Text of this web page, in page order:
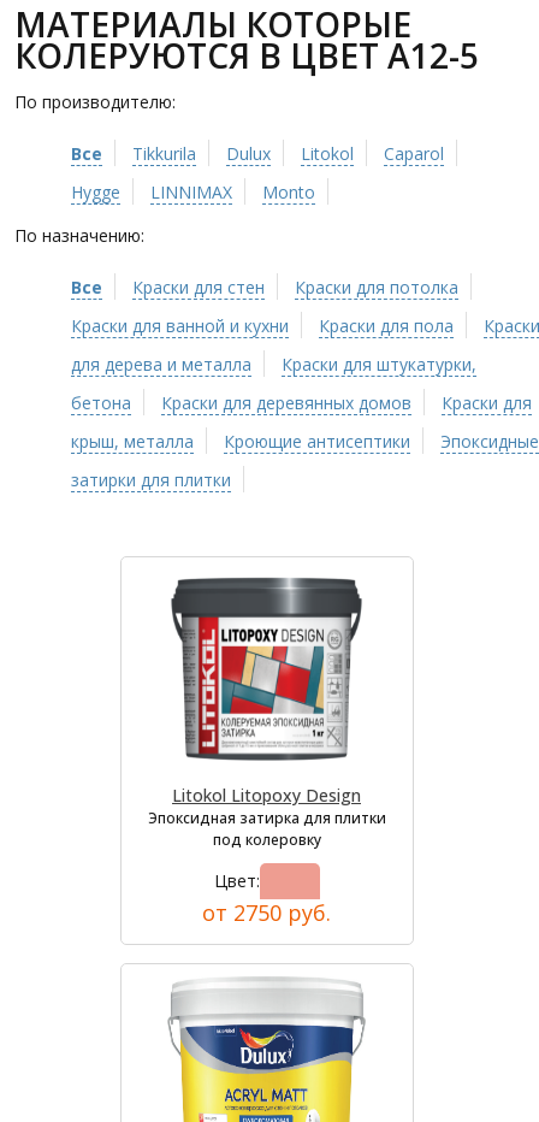
МАТЕРИАЛЫ КОТОРЫЕ
КОЛЕРУЮТСЯ В ЦВЕТ A12-5
По производителю:
Все Tikkurila Dulux Litokol
Caparol
Hygge
LINNIMAX
Monto
По назначению:
Все Краски для стен
Краски для потолка
Краски для ванной и кухни
Краски для пола
Краски
для дерева и металла
Краски для штукатурки,
бетона
Краски для деревянных домов
Краски для
крыш, металла
Кроющие антисептики
Эпоксидные
затирки для плитки
Litokol Litopoxy Design
Эпоксидная затирка для плитки
под колеровку
Цвет:
от 2750 руб.